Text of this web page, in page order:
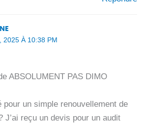
2025 À 10:38 PM
ABSOLUMENT PAS DIMO
un simple renouvellement de
J’ai reçu un devis pour un audit